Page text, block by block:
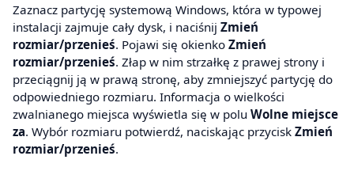
Zaznacz partycję systemową Windows, która w typowej
instalacji zajmuje cały dysk, i naciśnij Zmień
rozmiar/przenieś. Pojawi się okienko Zmień
rozmiar/przenieś. Złap w nim strzałkę z prawej strony i
przeciągnij ją w prawą stronę, aby zmniejszyć partycję do
odpowiedniego rozmiaru. Informacja o wielkości
zwalnianego miejsca wyświetla się w polu Wolne miejsce
za. Wybór rozmiaru potwierdź, naciskając przycisk Zmień
rozmiar/przenieś.